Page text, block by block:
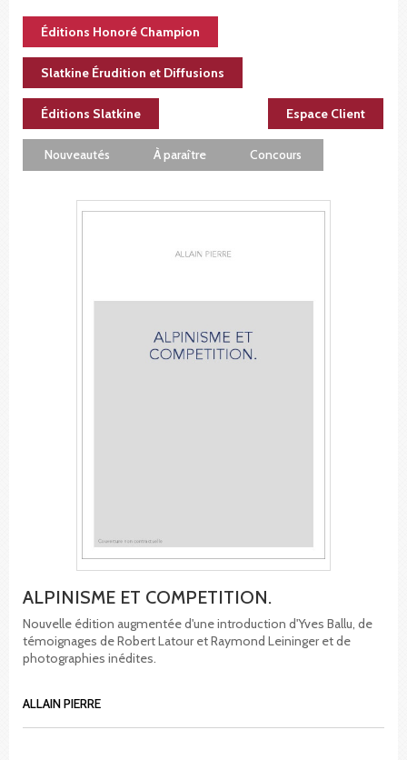
Éditions Honoré Champion
Slatkine Érudition et Diffusions
Éditions Slatkine Espace Client
Nouveautés À paraître Concours
ALPINISME ET COMPETITION.
Nouvelle édition augmentée d'une introduction d'Yves Ballu, de
témoignages de Robert Latour et Raymond Leininger et de
photographies inédites.
ALLAIN PIERRE